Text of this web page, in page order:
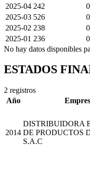
2025-04 242 0
2025-03 526 0
2025-02 238 0
2025-01 236 0
No hay datos disponibles
ESTADOS
2 registros
Año
2014
DISTRIBUIDORA
DE PRODUCTOS
S.A.C